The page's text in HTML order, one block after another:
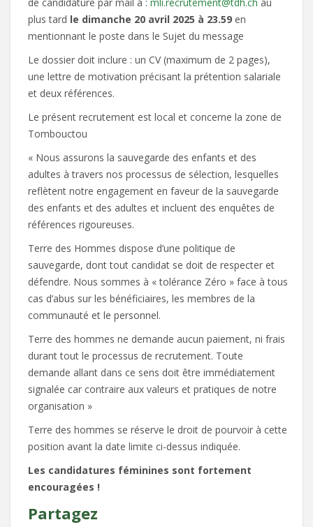
plus tard le dimanche 20 avril 2025 à 23.59 en
mentionnant le poste dans le Sujet du message
Le dossier doit inclure : un CV (maximum de 2 pages),
une lettre de motivation précisant la prétention salariale
et deux références.
Le présent recrutement est local et concerne la zone de
Tombouctou
« Nous assurons la sauvegarde des enfants et des
adultes à travers nos processus de sélection, lesquelles
reflètent notre engagement en faveur de la sauvegarde
des enfants et des adultes et incluent des enquêtes de
références rigoureuses.
Terre des Hommes dispose d’une politique de
sauvegarde, dont tout candidat se doit de respecter et
défendre. Nous sommes à « tolérance Zéro » face à tous
cas d’abus sur les bénéficiaires, les membres de la
communauté et le personnel.
Terre des hommes ne demande aucun paiement, ni frais
durant tout le processus de recrutement. Toute
demande allant dans ce sens doit être immédiatement
signalée car contraire aux valeurs et pratiques de notre
organisation »
Terre des hommes se réserve le droit de pourvoir à cette
position avant la date limite ci-dessus indiquée.
Les candidatures féminines sont fortement
encouragées !
Partagez